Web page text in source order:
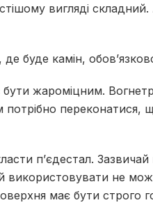
вигляді складний.
де буде камін,
бути жароміцним.
переконатися,
п’єдестал. Зазвичай
використовувати не
має бути строго